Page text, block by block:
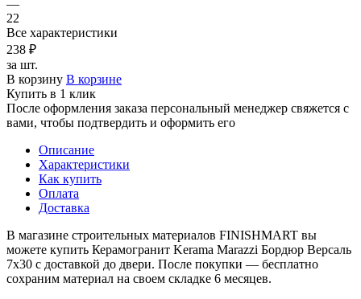
—
22
Все характеристики
238 ₽
за шт.
В корзину В корзине
Купить в 1 клик
После оформления заказа персональный менеджер свяжется с
вами, чтобы подтвердить и оформить его
Описание
Характеристики
Как купить
Оплата
Доставка
В магазине строительных материалов FINISHMART вы
можете купить Керамогранит Kerama Marazzi Бордюр Версаль
7х30 с доставкой до двери. После покупки — бесплатно
сохраним материал на своем складке 6 месяцев.